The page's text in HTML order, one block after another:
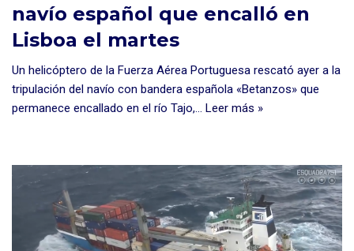
navío español que encalló en
Lisboa el martes
Un helicóptero de la Fuerza Aérea Portuguesa rescató ayer a la
tripulación del navío con bandera española «Betanzos» que
permanece encallado en el río Tajo,… Leer más »